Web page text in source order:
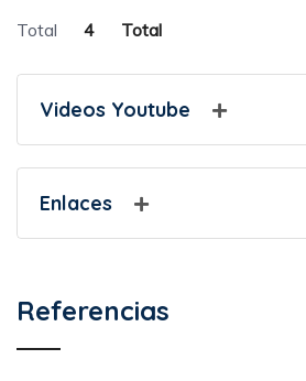
Total 4 Total
Videos Youtube
Enlaces
Referencias